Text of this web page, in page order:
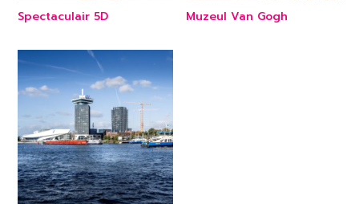
Spectaculair 5D Muzeul Van Gogh